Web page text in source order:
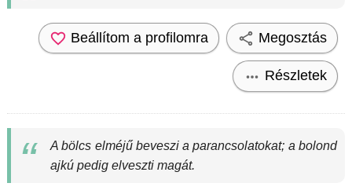
Beállítom a profilomra Megosztás
Részletek
A bölcs elméjű beveszi a parancsolatokat; a bolond
ajkú pedig elveszti magát.